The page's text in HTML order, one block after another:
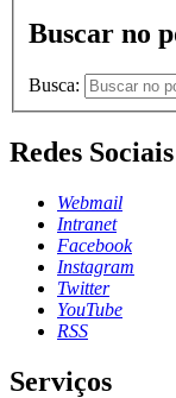
Buscar no
Busca:
Redes Sociais
Webmail
Intranet
Facebook
Instagram
Twitter
YouTube
RSS
Serviços